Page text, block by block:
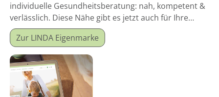
individuelle Gesundheitsberatung: nah, kompetent &
verlässlich. Diese Nähe gibt es jetzt auch für Ihre
Hausapotheke!
Zur LINDA Eigenmarke